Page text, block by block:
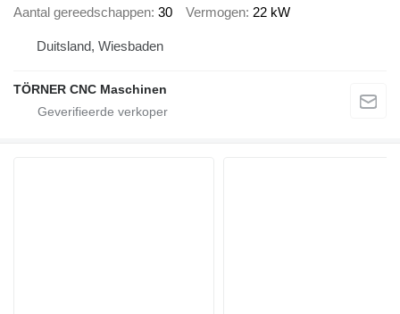
Aantal gereedschappen 30 Vermogen 22 kW
Duitsland, Wiesbaden
TÖRNER CNC Maschinen